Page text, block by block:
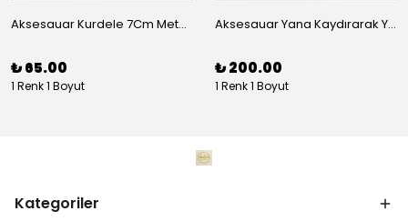
Aksesauar Kurdele 7Cm Metal Pens Toka
₺ 65.00
1 Renk 1 Boyut
Aksesauar Yana Kaydırarak Yanmalı Kum Siyah Çakmak
₺ 200.00
1 Renk 1 Boyut
Kategoriler